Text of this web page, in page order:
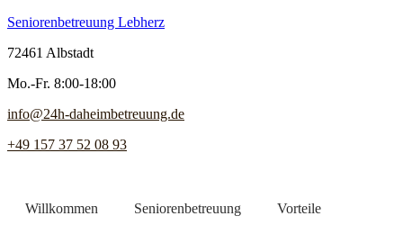
Seniorenbetreuung Lebherz
72461 Albstadt
Mo.-Fr. 8:00-18:00
info@24h-daheimbetreuung.de
+49 157 37 52 08 93
Willkommen Seniorenbetreuung Vorteile